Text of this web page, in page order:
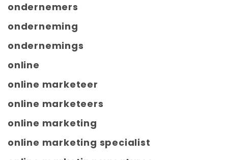
ondernemers
onderneming
ondernemings
online
online marketeer
online marketeers
online marketing
online marketing specialist